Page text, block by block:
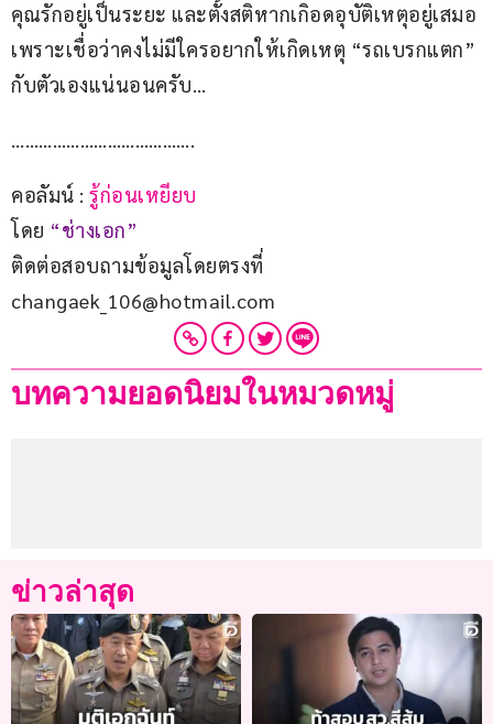
คุณรักอยู่เป็นระยะ และตั้งสติหากเกิอดอุบัติเหตุอยู่เสมอ
เพราะเชื่อว่าคงไม่มีใครอยากให้เกิดเหตุ “รถเบรกแตก”
กับตัวเองแน่นอนครับ…
………………………………….
คอลัมน์ : รู้ก่อนเหยียบ
โดย “ช่างเอก”
ติดต่อสอบถามข้อมูลโดยตรงที่
changaek_106@hotmail.com
บทความยอดนิยมในหมวดหมู่
ข่าวล่าสุด